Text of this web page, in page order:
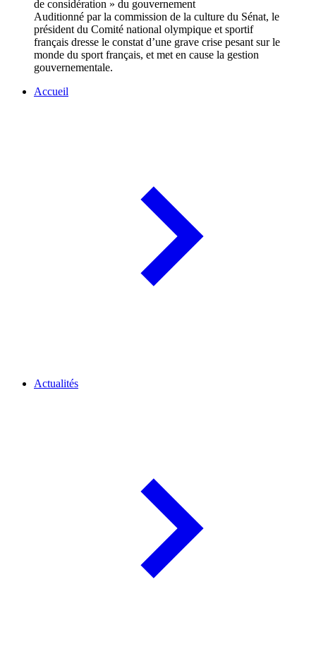
Auditionné par la commission de la culture du Sénat, le
président du Comité national olympique et sportif
français dresse le constat d’une grave crise pesant sur le
monde du sport français, et met en cause la gestion
gouvernementale.
Accueil
Actualités